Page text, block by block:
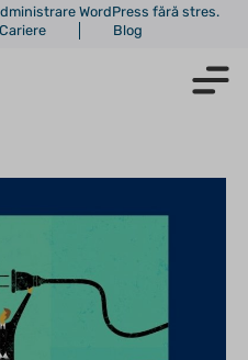
WordPress fără stres.
Cariere Blog